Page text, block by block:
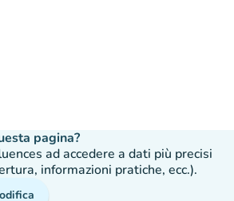
pagina?
ad accedere a dati più precisi
informazioni pratiche, ecc.).